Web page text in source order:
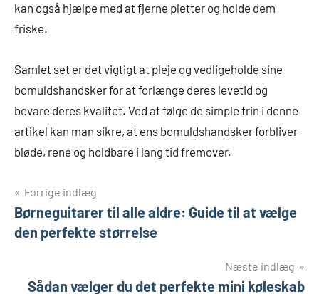
kan også hjælpe med at fjerne pletter og holde dem
friske.
Samlet set er det vigtigt at pleje og vedligeholde sine
bomuldshandsker for at forlænge deres levetid og
bevare deres kvalitet. Ved at følge de simple trin i denne
artikel kan man sikre, at ens bomuldshandsker forbliver
bløde, rene og holdbare i lang tid fremover.
Indlægsnavigation
Forrige indlæg
Børneguitarer til alle aldre: Guide til at vælge
den perfekte størrelse
Næste indlæg
Sådan vælger du det perfekte mini køleskab